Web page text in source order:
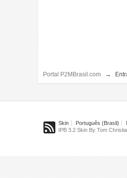
Portal P2MBrasil.com →
Skin Português (Brasil)
IPB 3.2 Skin By Tom